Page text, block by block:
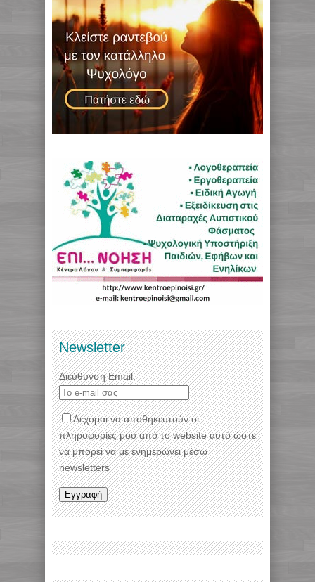
Newsletter
Διεύθυνση Email:
Δέχομαι να αποθηκευτούν οι
πληροφορίες μου από το website αυτό ώστε
να μπορεί να με ενημερώνει μέσω
newsletters